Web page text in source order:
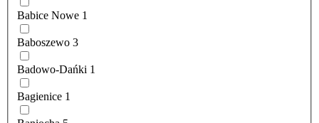
Babice Nowe 1
Baboszewo 3
Badowo-Dańki 1
Bagienice 1